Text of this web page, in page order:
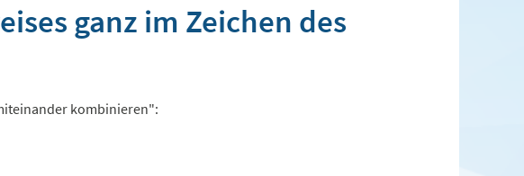
ganz im Zeichen des
kombinieren":